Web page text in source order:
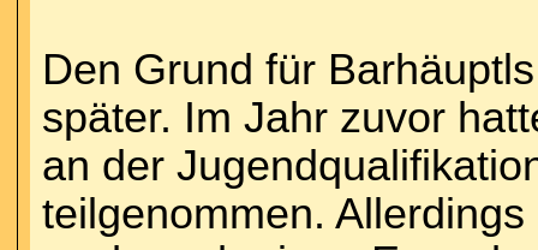
Den Grund für
später. Im Jahr zuvor
an der
teilgenommen.